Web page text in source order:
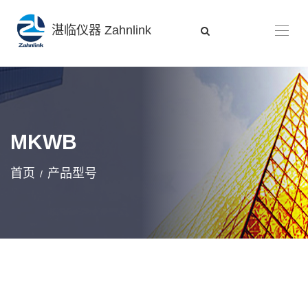
湛临仪器 Zahnlink
MKWB
首页 产品型号